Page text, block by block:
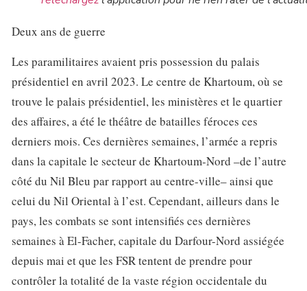
Deux ans de guerre
Les paramilitaires avaient pris possession du palais
présidentiel en avril 2023. Le centre de Khartoum, où se
trouve le palais présidentiel, les ministères et le quartier
des affaires, a été le théâtre de batailles féroces ces
derniers mois. Ces dernières semaines, l’armée a repris
dans la capitale le secteur de Khartoum-Nord –de l’autre
côté du Nil Bleu par rapport au centre-ville– ainsi que
celui du Nil Oriental à l’est. Cependant, ailleurs dans le
pays, les combats se sont intensifiés ces dernières
semaines à El-Facher, capitale du Darfour-Nord assiégée
depuis mai et que les FSR tentent de prendre pour
contrôler la totalité de la vaste région occidentale du